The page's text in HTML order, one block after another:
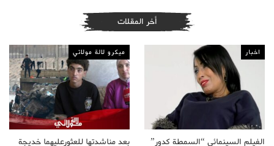
أخر المقلات
اخبار
الفيلم السينمائي “السمطة كدور”
ميكرو لالة مولاتي
بعد مناشدتها للعثورعليهما خديجة